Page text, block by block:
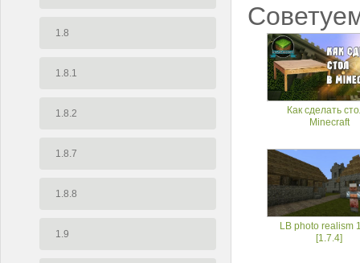
1.8
1.8.1
1.8.2
1.8.7
1.8.8
1.9
Как сделать
Minecraft
LB photo realism
[1.7.4]